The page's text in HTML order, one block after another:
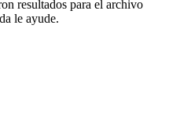
resultados para el archivo
le ayude.